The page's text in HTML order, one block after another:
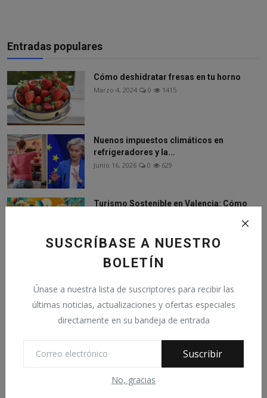
SUSCRÍBASE A NUESTRO
BOLETÍN
Únase a nuestra lista de suscriptores para recibir las
últimas noticias, actualizaciones y ofertas especiales
directamente en su bandeja de entrada
Suscribir
No, gracias
Entradas populares
Cómo deshidratar fresas en tu horno
Marzo 4, 2024 0 1415
Nuenos impuestos climáticos en
refrigeradores y la...
Junio 16, 2026 0 629
Turismo Sostenible en Valencia: Cómo
Los americanos actuan
provocados? ¿Co...
Julio 12, 2026